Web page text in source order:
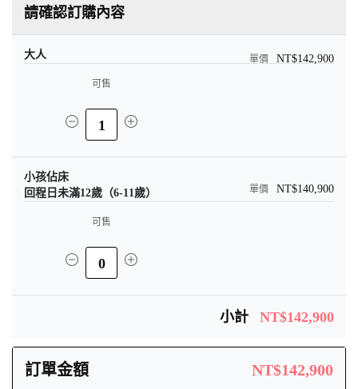
請確認訂購內容
大人 NT$142,900
可售
1
小孩佔床
回程日未滿12歲（6-11歲）
NT$140,900
可售
0
小計 NT$142,900
訂單金額 NT$142,900